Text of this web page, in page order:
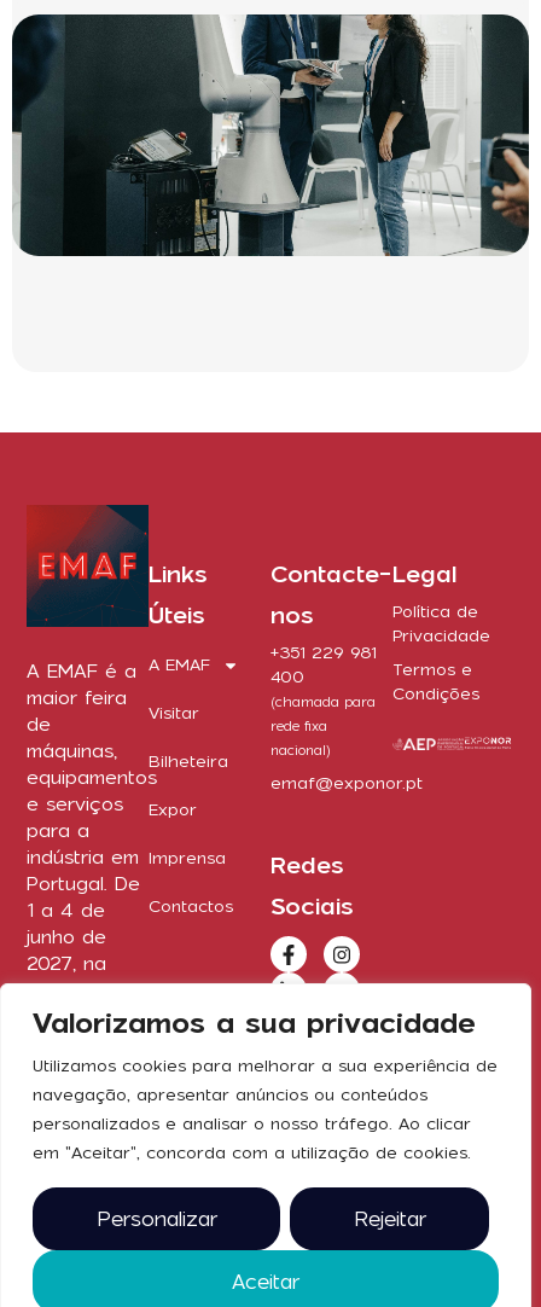
Valorizamos a sua privacidade
Utilizamos cookies para melhorar a sua experiência de
navegação, apresentar anúncios ou conteúdos
personalizados e analisar o nosso tráfego. Ao clicar
em "Aceitar", concorda com a utilização de cookies.
Personalizar Rejeitar
Aceitar
A EMAF é a
maior feira
de
máquinas,
equipamentos
e serviços
para a
indústria em
Portugal. De
1 a 4 de
junho de
2027, na
Exponor.
2025 © todos
reservados
Links
Úteis
A EMAF
Visitar
Bilheteira
Expor
Imprensa
Contactos
Contacte-
nos
+351 229 981
400
(chamada para
rede fixa
nacional)
emaf@exponor.pt
Redes
Sociais
Legal
Política de
Privacidade
Termos e
Condições